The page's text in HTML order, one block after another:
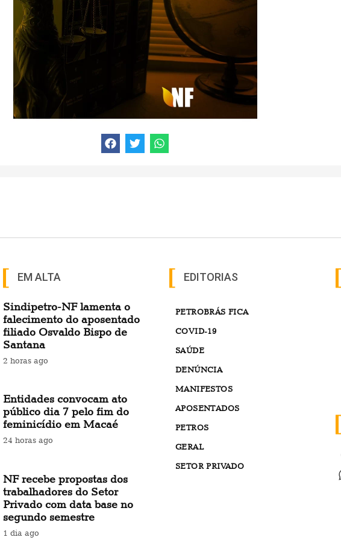
EM ALTA
Sindipetro-NF lamenta o
falecimento do aposentado
filiado Osvaldo Bispo de
Santana
2 horas ago
Entidades convocam ato
público dia 7 pelo fim do
feminicídio em Macaé
24 horas ago
NF recebe propostas dos
trabalhadores do Setor
Privado com data base no
segundo semestre
1 dia ago
EDITORIAS
PETROBRÁS FICA
COVID-19
SAÚDE
DENÚNCIA
MANIFESTOS
APOSENTADOS
PETROS
GERAL
SETOR PRIVADO